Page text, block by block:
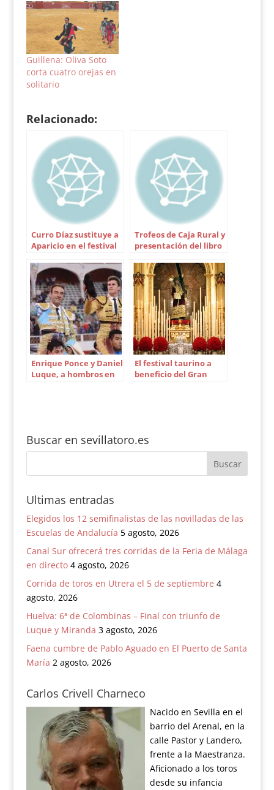
Ayuntamiento de
Guillena y la
Delegación de la
Consejería de
Gobernación en
Sevilla. Se ha
presentado el libro,
tiempo se han
Guillena: Oliva Soto
corta cuatro orejas en
solitario
Relacionado:
Curro Díaz sustituye a
Aparicio en el festival
Trofeos de Caja Rural y
presentación del libro
Enrique Ponce y Daniel
Luque, a hombros en
El festival taurino a
beneficio del Gran
Buscar en sevillatoro.es
Ultimas entradas
Elegidos los 12 semifinalistas de las novilladas de las
Escuelas de Andalucía 5 agosto, 2026
Canal Sur ofrecerá tres corridas de la Feria de Málaga
en directo 4 agosto, 2026
Corrida de toros en Utrera el 5 de septiembre 4
agosto, 2026
Huelva: 6ª de Colombinas – Final con triunfo de
Luque y Miranda 3 agosto, 2026
Faena cumbre de Pablo Aguado en El Puerto de Santa
María 2 agosto, 2026
Carlos Crivell Charneco
Nacido en Sevilla en el
barrio del Arenal, en la
calle Pastor y Landero,
frente a la Maestranza.
Aficionado a los toros
desde su infancia